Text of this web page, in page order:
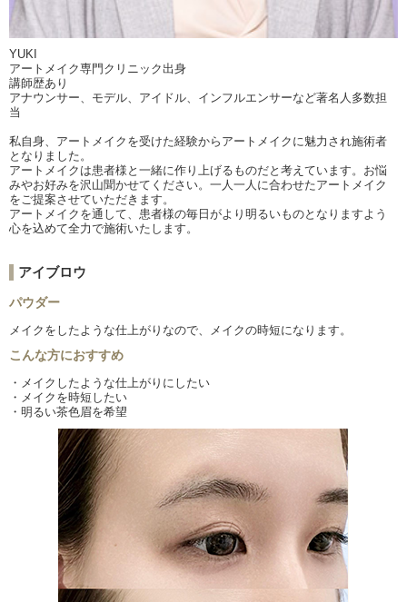
YUKI
アートメイク専門クリニック出身
講師歴あり
アナウンサー、モデル、アイドル、インフルエンサーなど著名人多数担
当
私自身、アートメイクを受けた経験からアートメイクに魅力され施術者
となりました。
アートメイクは患者様と一緒に作り上げるものだと考えています。お悩
みやお好みを沢山聞かせてください。一人一人に合わせたアートメイク
をご提案させていただきます。
アートメイクを通して、患者様の毎日がより明るいものとなりますよう
心を込めて全力で施術いたします。
アイブロウ
パウダー
メイクをしたような仕上がりなので、 メイクの時短になります。
こんな方におすすめ
・メイクしたような仕上がりにしたい
・メイクを時短したい
・明るい茶色眉を希望